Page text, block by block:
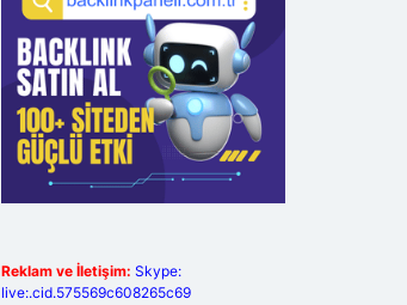
Reklam ve İletişim: Skype:
live:.cid.575569c608265c69